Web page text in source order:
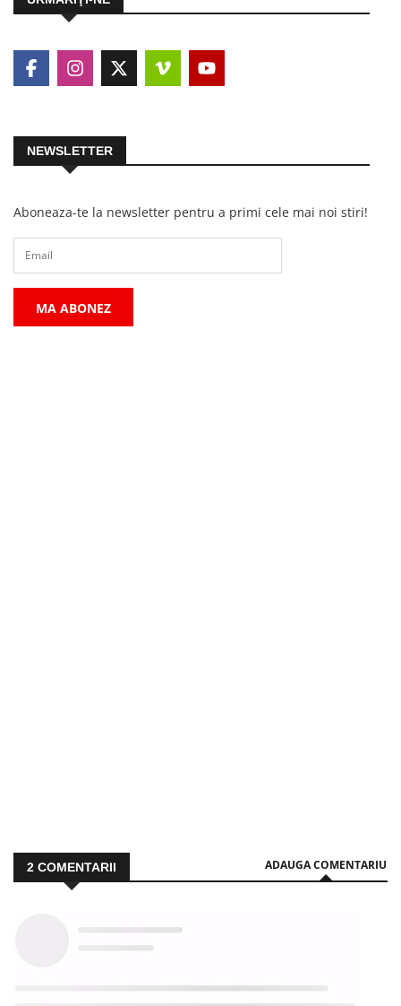
NEWSLETTER
Aboneaza-te la newsletter pentru a primi cele mai noi stiri!
MA ABONEZ
2 COMENTARII ADAUGA COMENTARIU